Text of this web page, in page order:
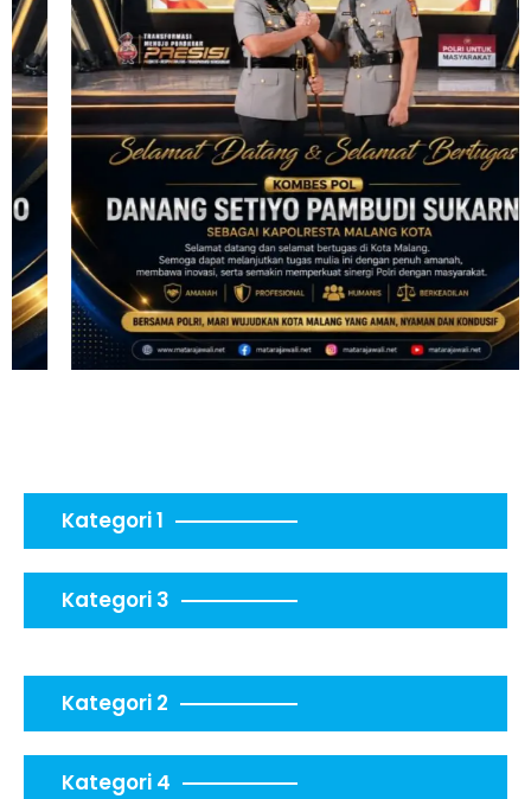
Kategori 1
Kategori 3
Kategori 2
Kategori 4